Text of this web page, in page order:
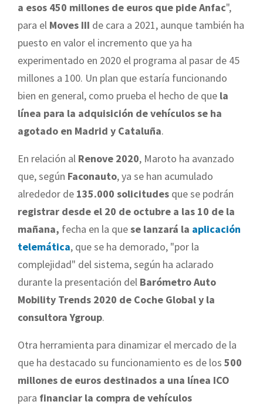
a esos 450 millones de euros que pide Anfac",
para el Moves III de cara a 2021, aunque también ha
puesto en valor el incremento que ya ha
experimentado en 2020 el programa al pasar de 45
millones a 100. Un plan que estaría funcionando
bien en general, como prueba el hecho de que la
línea para la adquisición de vehículos se ha
agotado en Madrid y Cataluña.
En relación al Renove 2020, Maroto ha avanzado
que, según Faconauto, ya se han acumulado
alrededor de 135.000 solicitudes que se podrán
registrar desde el 20 de octubre a las 10 de la
mañana, fecha en la quese lanzará la aplicación
telemática, que se ha demorado, "por la
complejidad" del sistema, según ha aclarado
durante la presentación del Barómetro Auto
Mobility Trends 2020 de Coche Global y la
consultora Ygroup.
Otra herramienta para dinamizar el mercado de la
que ha destacado su funcionamiento es de los 500
millones de euros destinados a una línea ICO
para financiar la compra de vehículos